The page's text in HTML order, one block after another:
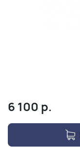
6 100 р.